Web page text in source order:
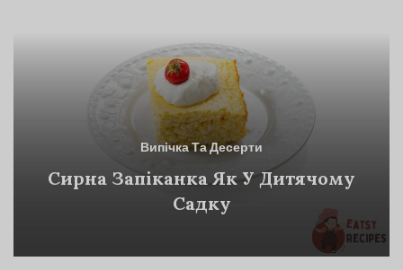
Випічка Та Десерти
Сирна Запіканка Як У Дитячому
Садку